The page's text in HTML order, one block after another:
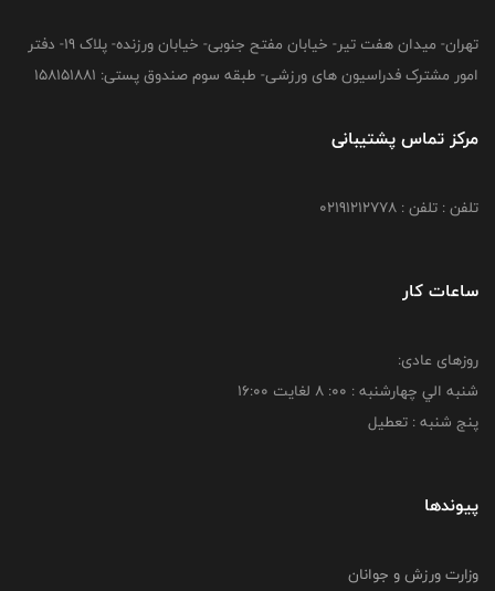
تهران- میدان هفت تیر- خیابان مفتح جنوبی- خیابان ورزنده- پلاک 19- دفتر
امور مشترک فدراسیون های ورزشی- طبقه سوم صندوق پستی: 158151881
مرکز تماس پشتیبانی
تلفن : تلفن : 02191212778
ساعات کار
روزهای عادی:
شنبه الي چهارشنبه : 00: 8 لغايت 16:00
پنج شنبه : تعطیل
پیوندها
وزارت ورزش و جوانان